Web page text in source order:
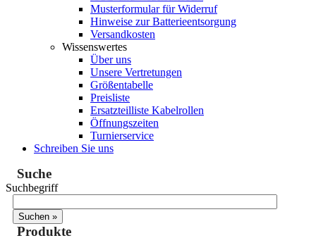
Musterformular für Widerruf
Hinweise zur Batterieentsorgung
Versandkosten
Wissenswertes
Über uns
Unsere Vertretungen
Größentabelle
Preisliste
Ersatzteilliste Kabelrollen
Öffnungszeiten
Turnierservice
Schreiben Sie uns
Suche
Suchbegriff
Produkte